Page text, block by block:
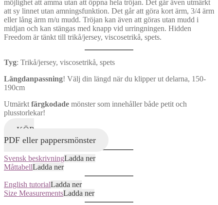
möjlighet att amma utan att öppna hela tröjan. Det går även utmärkt
att sy linnet utan amningsfunktion. Det går att göra kort ärm, 3/4 ärm
eller lång ärm m/u mudd. Tröjan kan även att göras utan mudd i
midjan och kan stängas med knapp vid urringningen. Hidden
Freedom är tänkt till trikå/jersey, viscosetrikå, spets.
Tyg: Trikå/jersey, viscosetrikå, spets
Längdanpassning! Välj din längd när du klipper ut delarna, 150-
190cm
Utmärkt färgkodade mönster som innehåller både petit och
plusstorlekar!
KÖP
PDF eller pappersmönster
Svensk beskrivningLadda ner
MåttabellLadda ner
English tutorialLadda ner
Size MeasurementsLadda ner